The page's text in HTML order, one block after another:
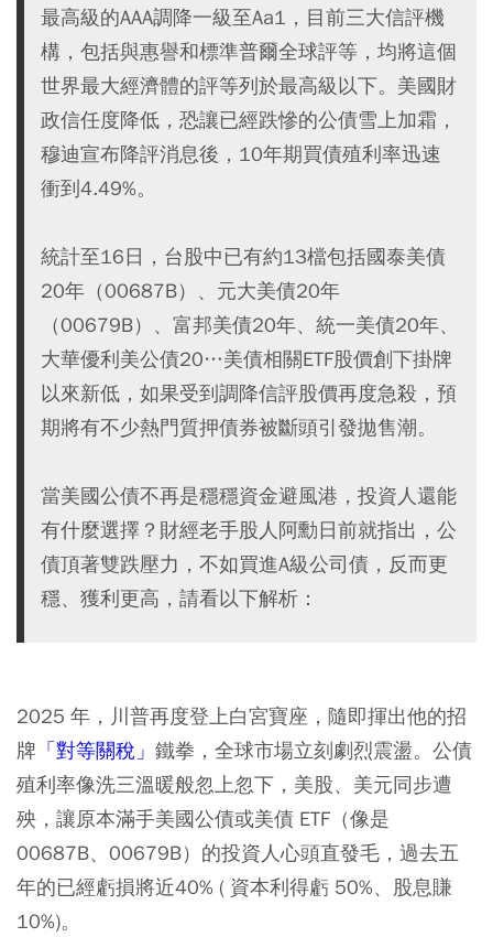
最高級的AAA調降一級至Aa1，目前三大信評機
構，包括與惠譽和標準普爾全球評等，均將這個
世界最大經濟體的評等列於最高級以下。美國財
政信任度降低，恐讓已經跌慘的公債雪上加霜，
穆迪宣布降評消息後，10年期買債殖利率迅速
衝到4.49%。
統計至16日，台股中已有約13檔包括國泰美債
20年（00687B）、元大美債20年
（00679B）、富邦美債20年、統一美債20年、
大華優利美公債20…美債相關ETF股價創下掛牌
以來新低，如果受到調降信評股價再度急殺，預
期將有不少熱門質押債券被斷頭引發拋售潮。
當美國公債不再是穩穩資金避風港，投資人還能
有什麼選擇？財經老手股人阿勳日前就指出，公
債頂著雙跌壓力，不如買進A級公司債，反而更
穩、獲利更高，請看以下解析：
2025 年，川普再度登上白宮寶座，隨即揮出他的招
牌 「對等關稅」 鐵拳，全球市場立刻劇烈震盪。公債
殖利率像洗三溫暖般忽上忽下，美股、美元同步遭
殃，讓原本滿手美國公債或美債 ETF（像是
00687B、00679B）的投資人心頭直發毛，過去五
年的已經虧損將近40% ( 資本利得虧 50%、股息賺
10%)。